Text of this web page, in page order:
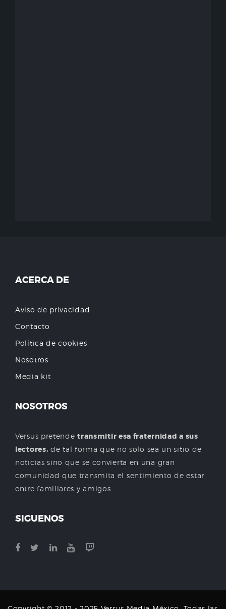
ACERCA DE
Aviso de privacidad
Contacto
Política de cookies
Nosotros
Media kit
NOSOTROS
Versus pretendetransmitir esa fraternidad a sus
lectores, de tal forma que no solo sea un sitio de
noticias sino que se convierta en una gran
comunidad que transmita el sentimiento de estar
entre familiares y amigos.
SIGUENOS